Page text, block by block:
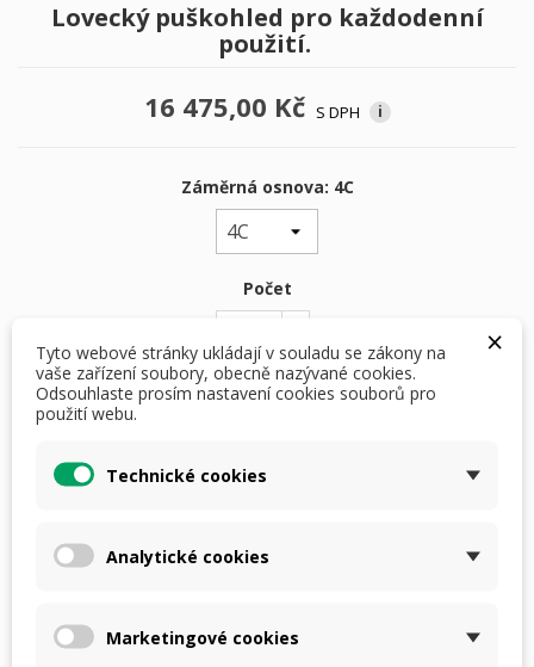
Lovecký puškohled pro každodenní
použití.
16 475,00 Kč S DPH i
Záměrná osnova: 4C
Počet
 skladem do 2 dnů
×
Tyto webové stránky ukládají v souladu se zákony na
vaše zařízení soubory, obecně nazývané cookies.
Odsouhlaste prosím nastavení cookies souborů pro
použití webu.
Technické cookies
Analytické cookies
Marketingové cookies